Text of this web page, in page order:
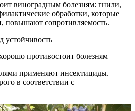
виноградным болезням: гнили,
обработки, которые
повышают сопротивляемость.
противостоит болезням
применяют инсектициды.
в соответствии с